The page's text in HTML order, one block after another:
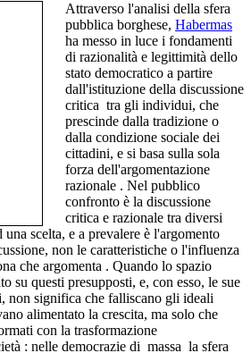
Attraverso l'analisi della sfera
pubblica borghese, Habermas
ha messo in luce i fondamenti
di razionalità e legittimità dello
stato democratico a partire
dall'istituzione della discussione
critica tra gli individui, che
prescinde dalla tradizione o
dalla condizione sociale dei
cittadini, e si basa sulla sola
forza dell'argomentazione
razionale . Nel pubblico
confronto è la discussione
critica e razionale tra diversi
scelta, e a prevalere è l'argomento
non le caratteristiche o l'influenza
che argomenta . Quando lo spazio
su questi presupposti, e, con esso, le sue
non significa che falliscano gli ideali
alimentato la crescita, ma solo che
con la trasformazione
: nelle democrazie di massa la sfera